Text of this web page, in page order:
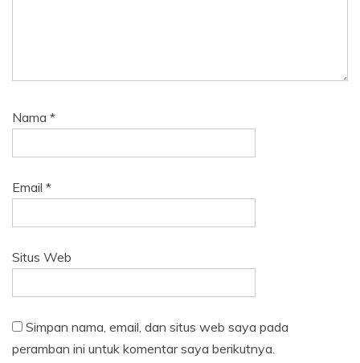
Nama *
Email *
Situs Web
Simpan nama, email, dan situs web saya pada
peramban ini untuk komentar saya berikutnya.